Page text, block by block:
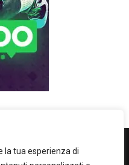
la tua esperienza di